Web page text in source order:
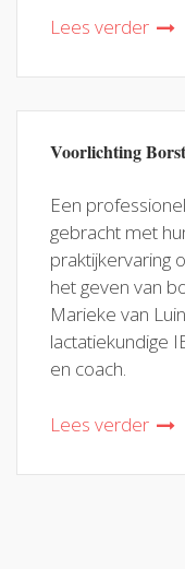
Lees verder
Voorlichting
Een
gebracht met
praktijkervaring
het geven van
Marieke van
lactatiekundige
en coach.
Lees verder